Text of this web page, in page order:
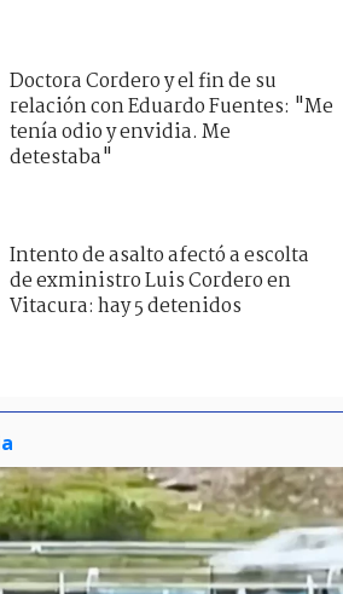
Doctora Cordero y el fin de su
relación con Eduardo Fuentes: "Me
tenía odio y envidia. Me
detestaba"
Intento de asalto afectó a escolta
de exministro Luis Cordero en
Vitacura: hay 5 detenidos